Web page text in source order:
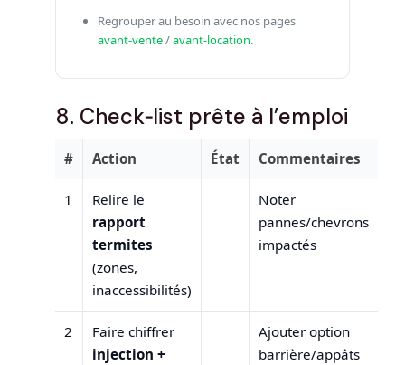
Regrouper au besoin avec nos pages
avant‑vente/avant‑location.
8. Check‑list prête à l’emploi
# Action État Commentaires
1
Relire le
rapport
termites
(zones,
inaccessibilités)
Noter
pannes/chevrons
impactés
2
Faire chiffrer
injection +
Ajouter option
barrière/appâts